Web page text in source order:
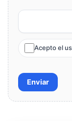
Acepto el
Enviar